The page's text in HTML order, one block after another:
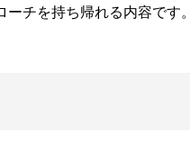
チを持ち帰れる内容です。